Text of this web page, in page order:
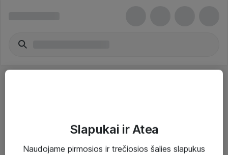
Slapukai ir Atea
Naudojame pirmosios ir trečiosios šalies slapukus